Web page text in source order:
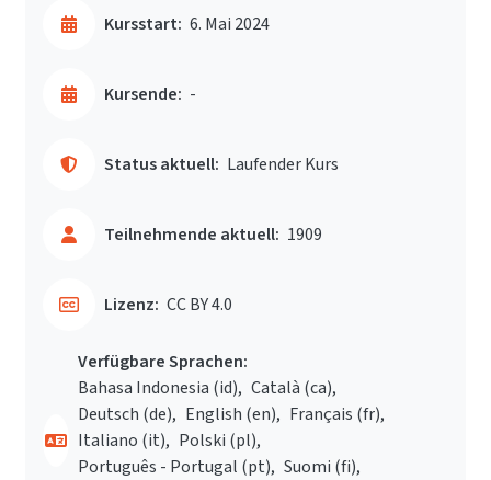
Kursstart: 6. Mai 2024
Kursende: -
Status aktuell: Laufender Kurs
Teilnehmende aktuell: 1909
Lizenz: CC BY 4.0
Verfügbare Sprachen:
Bahasa Indonesia ‎(id)‎
Català ‎(ca)‎
Deutsch ‎(de)‎
English ‎(en)‎
Français ‎(fr)‎
Italiano ‎(it)‎
Polski ‎(pl)‎
Português - Portugal ‎(pt)‎
Suomi ‎(fi)‎